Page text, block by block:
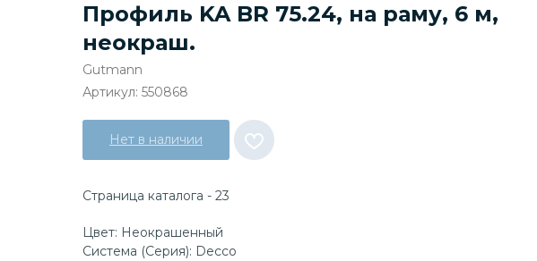
Профиль KA BR 75.24, на раму, 6 м,
неокраш.
Gutmann
Артикул: 550868
Нет в наличии
Страница каталога - 23
Цвет: Неокрашенный
Система (Серия): Decco